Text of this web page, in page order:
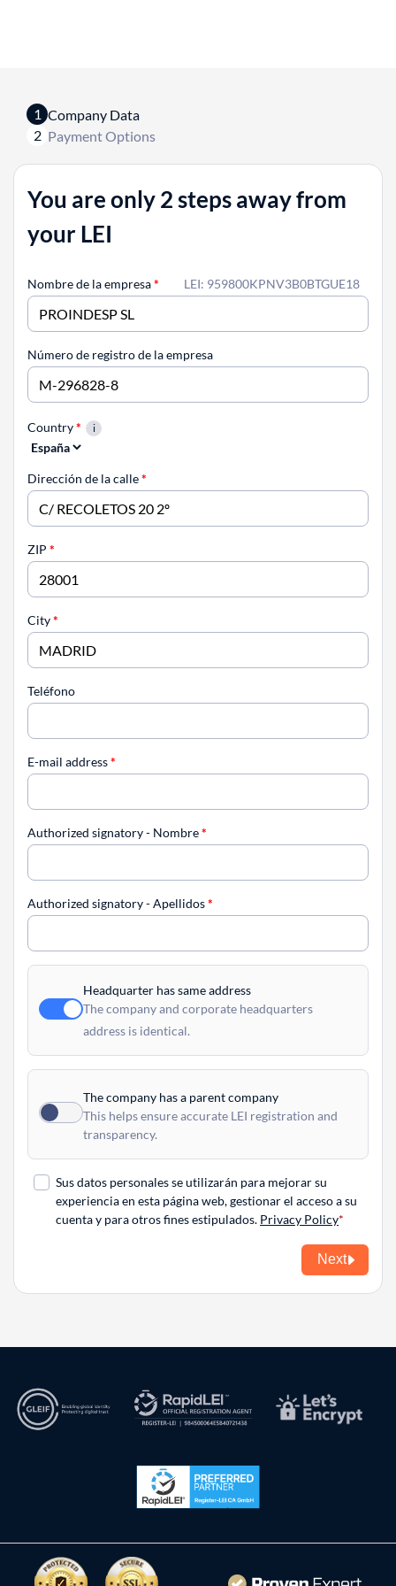
1 Company Data
2 Payment Options
You are only 2 steps away from
your LEI
LEI: 959800KPNV3B0BTGUE18
Nombre de la empresa*
Número de registro de la empresa
Country*
Dirección de la calle*
ZIP *
City*
Teléfono
E-mail address*
Authorized signatory - Nombre*
Authorized signatory - Apellidos*
Headquarter has same address
The company and corporate headquarters
address is identical.
The company has a parent company
This helps ensure accurate LEI registration and
transparency.
Sus datos personales se utilizarán para mejorar su
experiencia en esta página web, gestionar el acceso a su
cuenta y para otros fines estipulados. Privacy Policy
Next